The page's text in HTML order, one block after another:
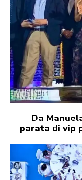
Da
parata di vip